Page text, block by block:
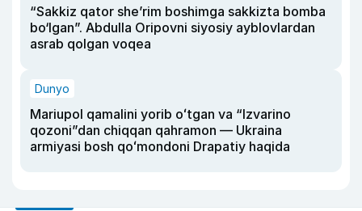
“Sakkiz qator she’rim boshimga sakkizta bomba
bo‘lgan”. Abdulla Oripovni siyosiy ayblovlardan
asrab qolgan voqea
Dunyo
Mariupol qamalini yorib oʻtgan va “Izvarino
qozoni”dan chiqqan qahramon — Ukraina
armiyasi bosh qoʻmondoni Drapatiy haqida